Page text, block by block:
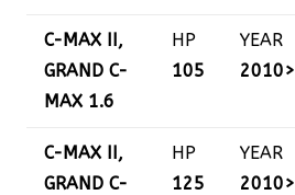
C-MAX II,
GRAND C-
MAX 1.6
HP
105
YEAR
2010>
C-MAX II,
GRAND C-
HP
125
YEAR
2010>